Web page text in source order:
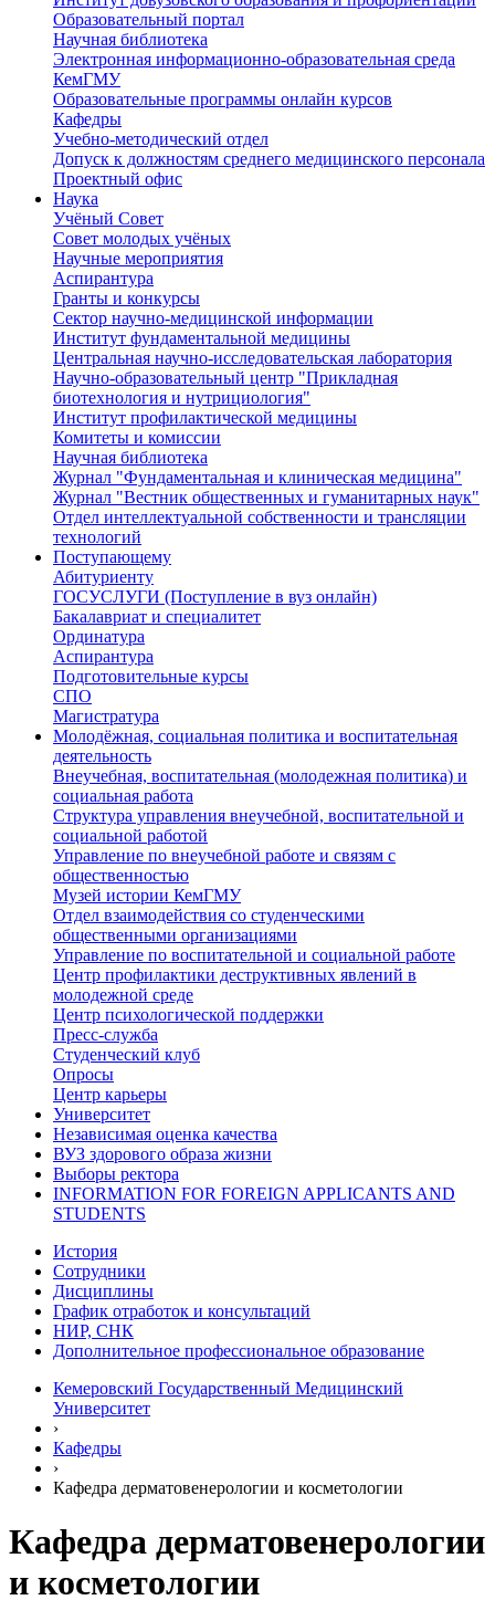
Образовательный портал
Научная библиотека
Электронная информационно-образовательная среда
КемГМУ
Образовательные программы онлайн курсов
Кафедры
Учебно-методический отдел
Допуск к должностям среднего медицинского персонала
Проектный офис
Наука
Учёный Cовет
Совет молодых учёных
Научные мероприятия
Аспирантура
Гранты и конкурсы
Сектор научно-медицинской информации
Институт фундаментальной медицины
Центральная научно-исследовательская лаборатория
Научно-образовательный центр "Прикладная
биотехнология и нутрициология"
Институт профилактической медицины
Комитеты и комиссии
Научная библиотека
Журнал "Фундаментальная и клиническая медицина"
Журнал "Вестник общественных и гуманитарных наук"
Отдел интеллектуальной собственности и трансляции
технологий
Поступающему
Абитуриенту
ГОСУСЛУГИ (Поступление в вуз онлайн)
Бакалавриат и специалитет
Ординатура
Аспирантура
Подготовительные курсы
СПО
Магистратура
Молодёжная, социальная политика и воспитательная
деятельность
Внеучебная, воспитательная (молодежная политика) и
социальная работа
Структура управления внеучебной, воспитательной и
социальной работой
Управление по внеучебной работе и связям с
общественностью
Музей истории КемГМУ
Отдел взаимодействия со студенческими
общественными организациями
Управление по воспитательной и социальной работе
Центр профилактики деструктивных явлений в
молодежной среде
Центр психологической поддержки
Пресс-служба
Студенческий клуб
Опросы
Центр карьеры
Университет
Независимая оценка качества
ВУЗ здорового образа жизни
Выборы ректора
INFORMATION FOR FOREIGN APPLICANTS AND
STUDENTS
История
Сотрудники
Дисциплины
График отработок и консультаций
НИР, СНК
Дополнительное профессиональное образование
Кемеровский Государственный Медицинский
Университет
›
Кафедры
›
Кафедра дерматовенерологии и косметологии
Кафедра дерматовенерологии
и косметологии